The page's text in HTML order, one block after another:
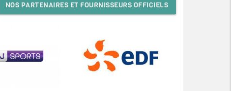
NOS PARTENAIRES ET FOURNISSEURS OFFICIELS